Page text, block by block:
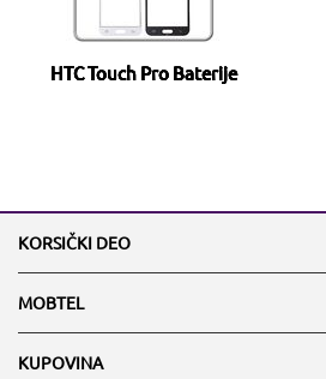
HTC Touch Pro Baterije
KORSIČKI DEO
MOBTEL
KUPOVINA